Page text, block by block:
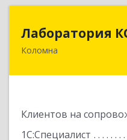
Лаборатория
Коломна
Клиентов на
1С:Специалист
140415, Московская